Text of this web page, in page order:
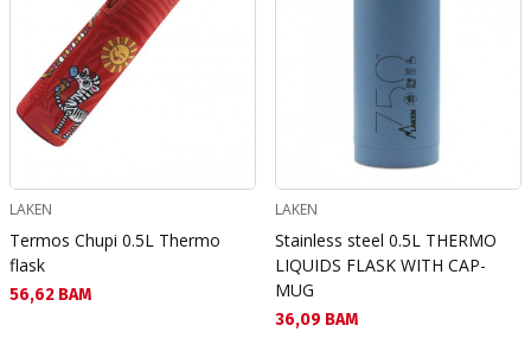
LAKEN
Termos Chupi 0.5L Thermo
flask
Текуща цена:
56,62 BAM
LAKEN
Stainless steel 0.5L THERMO
LIQUIDS FLASK WITH CAP-
MUG
Текуща цена:
36,09 BAM